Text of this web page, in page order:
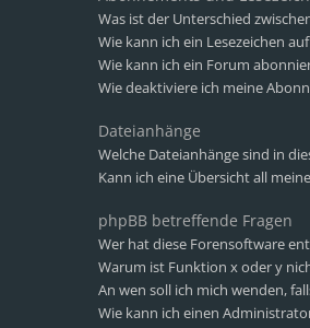
Was ist der Unterschied
Wie kann ich ein Lesezeichen
Wie kann ich ein Forum
Wie deaktiviere ich meine
Dateianhänge
Welche Dateianhänge sind in
Kann ich eine Übersicht all
phpBB betreffende Fragen
Wer hat diese Forensoftware
Warum ist Funktion x oder y
An wen soll ich mich wenden,
Wie kann ich einen